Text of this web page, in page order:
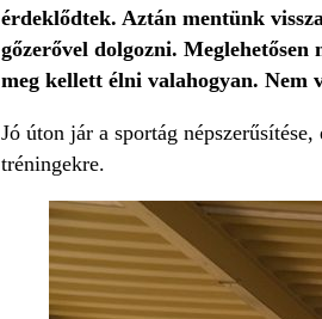
érdeklődtek. Aztán mentünk
gőzerővel dolgozni.
meg kellett élni valahogyan. Nem
Jó úton jár a sportág
tréningekre.